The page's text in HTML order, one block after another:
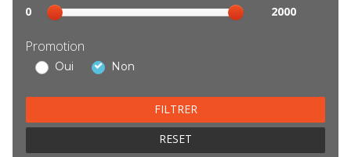
Sélection
prix
0 2000
Promotion
Oui Non
RESET